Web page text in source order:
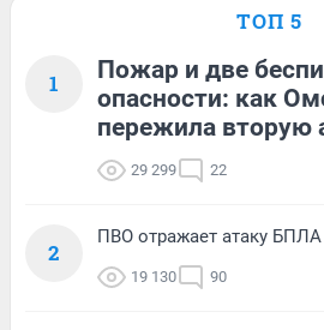
ТОП 5
1
Пожар и две
опасности: как
пережила вторую
29 299 22
2
ПВО отражает атаку
19 130 90